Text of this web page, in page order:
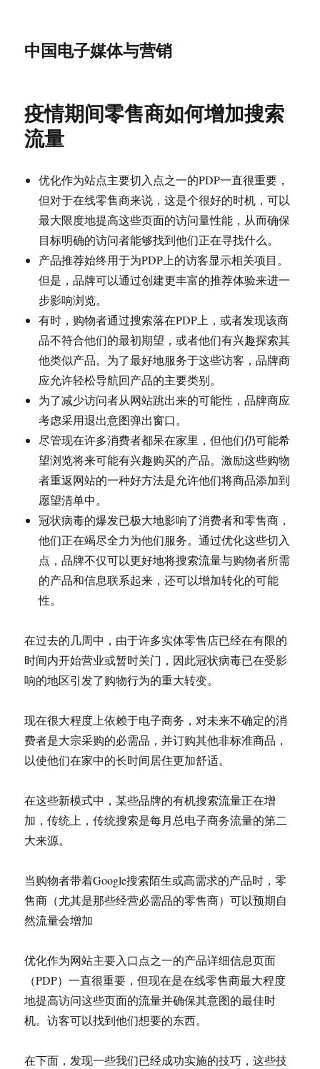
中国电子媒体与营销
疫情期间零售商如何增加搜索
流量
优化作为站点主要切入点之一的PDP一直很重要，
但对于在线零售商来说，这是个很好的时机，可以
最大限度地提高这些页面的访问量性能，从而确保
目标明确的访问者能够找到他们正在寻找什么。
产品推荐始终用于为PDP上的访客显示相关项目。
但是，品牌可以通过创建更丰富的推荐体验来进一
步影响浏览。
有时，购物者通过搜索落在PDP上，或者发现该商
品不符合他们的最初期望，或者他们有兴趣探索其
他类似产品。为了最好地服务于这些访客，品牌商
应允许轻松导航回产品的主要类别。
为了减少访问者从网站跳出来的可能性，品牌商应
考虑采用退出意图弹出窗口。
尽管现在许多消费者都呆在家里，但他们仍可能希
望浏览将来可能有兴趣购买的产品。激励这些购物
者重返网站的一种好方法是允许他们将商品添加到
愿望清单中。
冠状病毒的爆发已极大地影响了消费者和零售商，
他们正在竭尽全力为他们服务。通过优化这些切入
点，品牌不仅可以更好地将搜索流量与购物者所需
的产品和信息联系起来，还可以增加转化的可能
性。
在过去的几周中，由于许多实体零售店已经在有限的
时间内开始营业或暂时关门，因此冠状病毒已在受影
响的地区引发了购物行为的重大转变。
现在很大程度上依赖于电子商务，对未来不确定的消
费者是大宗采购的必需品，并订购其他非标准商品，
以使他们在家中的长时间居住更加舒适。
在这些新模式中，某些品牌的有机搜索流量正在增
加，传统上，传统搜索是每月总电子商务流量的第二
大来源。
当购物者带着Google搜索陌生或高需求的产品时，零
售商（尤其是那些经营必需品的零售商）可以预期自
然流量会增加
优化作为网站主要入口点之一的产品详细信息页面
（PDP）一直很重要，但现在是在线零售商最大程度
地提高访问这些页面的流量并确保其意图的最佳时
机。访客可以找到他们想要的东西。
在下面，发现一些我们已经成功实施的技巧，这些技